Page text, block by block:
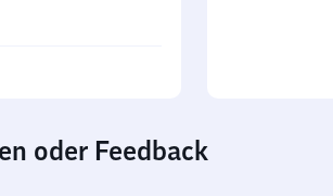
oder Feedback